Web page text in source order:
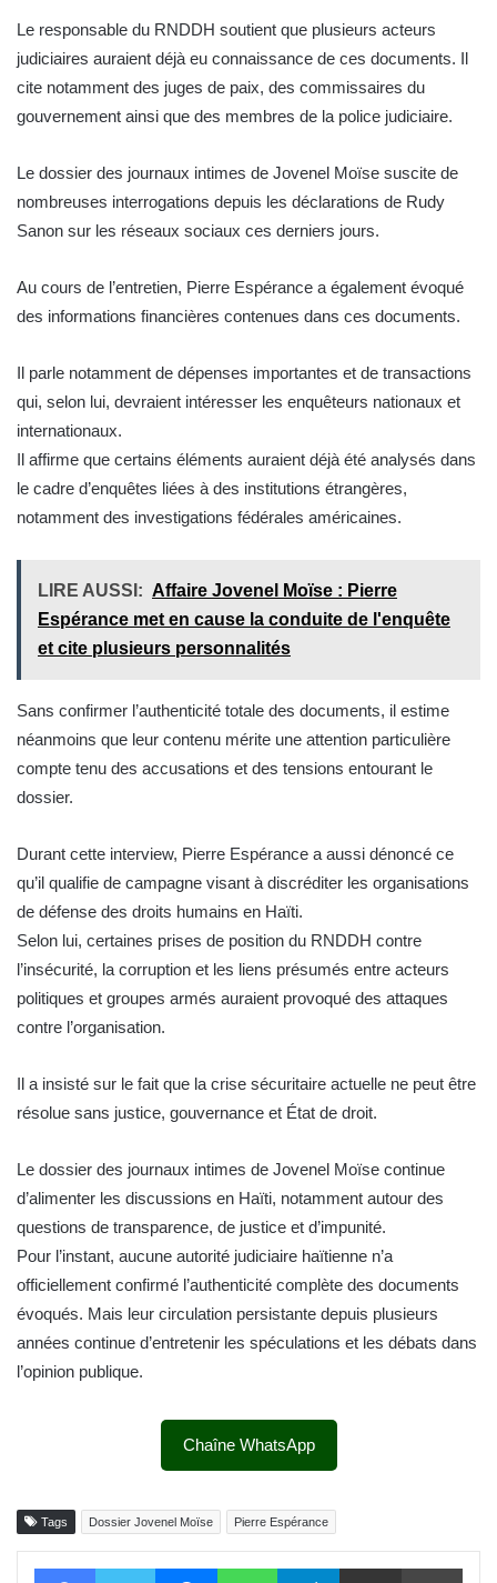
Le responsable du RNDDH soutient que plusieurs acteurs
judiciaires auraient déjà eu connaissance de ces documents. Il
cite notamment des juges de paix, des commissaires du
gouvernement ainsi que des membres de la police judiciaire.
Le dossier des journaux intimes de Jovenel Moïse suscite de
nombreuses interrogations depuis les déclarations de Rudy
Sanon sur les réseaux sociaux ces derniers jours.
Au cours de l’entretien, Pierre Espérance a également évoqué
des informations financières contenues dans ces documents.
Il parle notamment de dépenses importantes et de transactions
qui, selon lui, devraient intéresser les enquêteurs nationaux et
internationaux.
Il affirme que certains éléments auraient déjà été analysés dans
le cadre d’enquêtes liées à des institutions étrangères,
notamment des investigations fédérales américaines.
LIRE AUSSI: Affaire Jovenel Moïse : Pierre
Espérance met en cause la conduite de l'enquête
et cite plusieurs personnalités
Sans confirmer l’authenticité totale des documents, il estime
néanmoins que leur contenu mérite une attention particulière
compte tenu des accusations et des tensions entourant le
dossier.
Durant cette interview, Pierre Espérance a aussi dénoncé ce
qu’il qualifie de campagne visant à discréditer les organisations
de défense des droits humains en Haïti.
Selon lui, certaines prises de position du RNDDH contre
l’insécurité, la corruption et les liens présumés entre acteurs
politiques et groupes armés auraient provoqué des attaques
contre l’organisation.
Il a insisté sur le fait que la crise sécuritaire actuelle ne peut être
résolue sans justice, gouvernance et État de droit.
Le dossier des journaux intimes de Jovenel Moïse continue
d’alimenter les discussions en Haïti, notamment autour des
questions de transparence, de justice et d’impunité.
Pour l’instant, aucune autorité judiciaire haïtienne n’a
officiellement confirmé l’authenticité complète des documents
évoqués. Mais leur circulation persistante depuis plusieurs
années continue d’entretenir les spéculations et les débats dans
l’opinion publique.
Chaîne WhatsApp
Tags Dossier Jovenel Moïse Pierre Espérance
FacebookTwitter MessengerWhatsAppTelegram Partager par email